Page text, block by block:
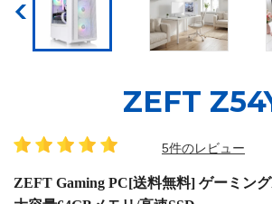
ZEFT
5件のレビュー
ZEFT Gaming PC[送料無料] ゲーミン